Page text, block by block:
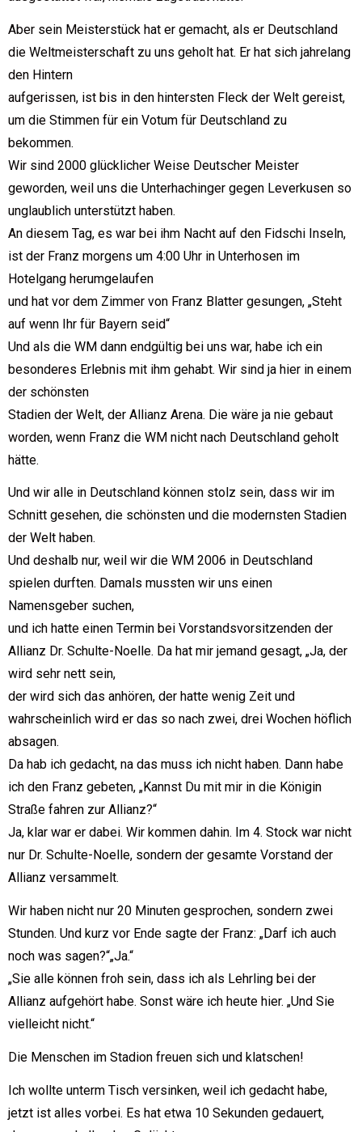
Aber sein Meisterstück hat er gemacht, als er Deutschland
die Weltmeisterschaft zu uns geholt hat. Er hat sich jahrelang
den Hintern
aufgerissen, ist bis in den hintersten Fleck der Welt gereist,
um die Stimmen für ein Votum für Deutschland zu
bekommen.
Wir sind 2000 glücklicher Weise Deutscher Meister
geworden, weil uns die Unterhachinger gegen Leverkusen so
unglaublich unterstützt haben.
An diesem Tag, es war bei ihm Nacht auf den Fidschi Inseln,
ist der Franz morgens um 4:00 Uhr in Unterhosen im
Hotelgang herumgelaufen
und hat vor dem Zimmer von Franz Blatter gesungen, „Steht
auf wenn Ihr für Bayern seid“
Und als die WM dann endgültig bei uns war, habe ich ein
besonderes Erlebnis mit ihm gehabt. Wir sind ja hier in einem
der schönsten
Stadien der Welt, der Allianz Arena. Die wäre ja nie gebaut
worden, wenn Franz die WM nicht nach Deutschland geholt
hätte.
Und wir alle in Deutschland können stolz sein, dass wir im
Schnitt gesehen, die schönsten und die modernsten Stadien
der Welt haben.
Und deshalb nur, weil wir die WM 2006 in Deutschland
spielen durften. Damals mussten wir uns einen
Namensgeber suchen,
und ich hatte einen Termin bei Vorstandsvorsitzenden der
Allianz Dr. Schulte-Noelle. Da hat mir jemand gesagt, „Ja, der
wird sehr nett sein,
der wird sich das anhören, der hatte wenig Zeit und
wahrscheinlich wird er das so nach zwei, drei Wochen höflich
absagen.
Da hab ich gedacht, na das muss ich nicht haben. Dann habe
ich den Franz gebeten, „Kannst Du mit mir in die Königin
Straße fahren zur Allianz?“
Ja, klar war er dabei. Wir kommen dahin. Im 4. Stock war nicht
nur Dr. Schulte-Noelle, sondern der gesamte Vorstand der
Allianz versammelt.
Wir haben nicht nur 20 Minuten gesprochen, sondern zwei
Stunden. Und kurz vor Ende sagte der Franz: „Darf ich auch
noch was sagen?“„Ja.“
„Sie alle können froh sein, dass ich als Lehrling bei der
Allianz aufgehört habe. Sonst wäre ich heute hier. „Und Sie
vielleicht nicht.“
Die Menschen im Stadion freuen sich und klatschen!
Ich wollte unterm Tisch versinken, weil ich gedacht habe,
jetzt ist alles vorbei. Es hat etwa 10 Sekunden gedauert,